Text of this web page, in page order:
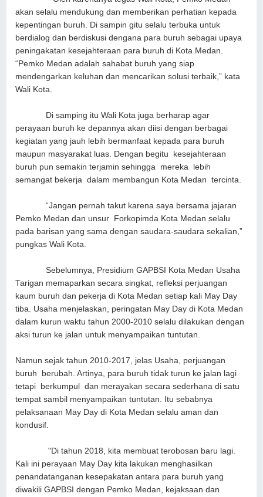
akan selalu mendukung dan memberikan perhatian kepada
kepentingan buruh. Di sampin gitu selalu terbuka untuk
berdialog dan berdiskusi dengana para buruh sebagai upaya
peningakatan kesejahteraan para buruh di Kota Medan.
“Pemko Medan adalah sahabat buruh yang siap
mendengarkan keluhan dan mencarikan solusi terbaik,” kata
Wali Kota.
Di samping itu Wali Kota juga berharap agar
perayaan buruh ke depannya akan diisi dengan berbagai
kegiatan yang jauh lebih bermanfaat kepada para buruh
maupun masyarakat luas. Dengan begitu kesejahteraan
buruh pun semakin terjamin sehingga mereka lebih
semangat bekerja dalam membangun Kota Medan tercinta.
“Jangan pernah takut karena saya bersama jajaran
Pemko Medan dan unsur Forkopimda Kota Medan selalu
pada barisan yang sama dengan saudara-saudara sekalian,”
pungkas Wali Kota.
Sebelumnya, Presidium GAPBSI Kota Medan Usaha
Tarigan memaparkan secara singkat, refleksi perjuangan
kaum buruh dan pekerja di Kota Medan setiap kali May Day
tiba. Usaha menjelaskan, peringatan May Day di Kota Medan
dalam kurun waktu tahun 2000-2010 selalu dilakukan dengan
aksi turun ke jalan untuk menyampaikan tuntutan.
Namun sejak tahun 2010-2017, jelas Usaha, perjuangan
buruh berubah. Artinya, para buruh tidak turun ke jalan lagi
tetapi berkumpul dan merayakan secara sederhana di satu
tempat sambil menyampaikan tuntutan. Itu sebabnya
pelaksanaan May Day di Kota Medan selalu aman dan
kondusif.
"Di tahun 2018, kita membuat terobosan baru lagi.
Kali ini perayaan May Day kita lakukan menghasilkan
penandatanganan kesepakatan antara para buruh yang
diwakili GAPBSI dengan Pemko Medan, kejaksaan dan